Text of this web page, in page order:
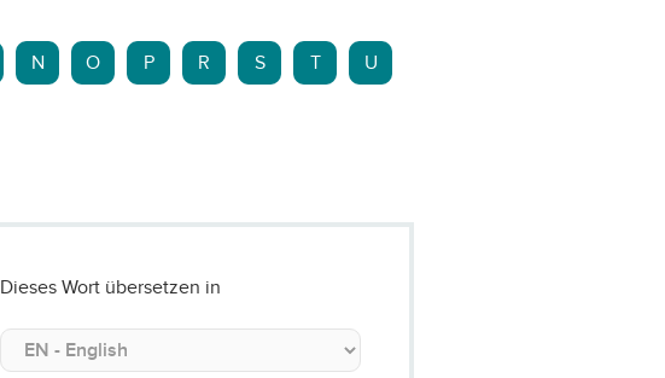
N O P R S T U
Dieses Wort übersetzen in